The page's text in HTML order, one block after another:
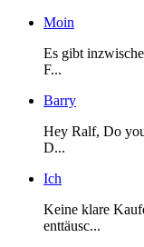
Moin
Es gibt
F...
Barry
Hey Ralf, Do
D...
Ich
Keine klare
enttäusc...